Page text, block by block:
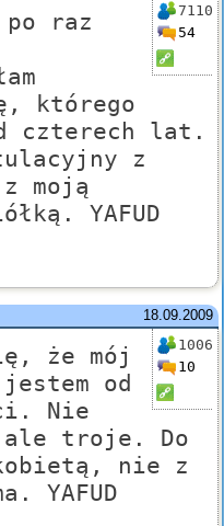
7110
54
raz
którego
czterech lat.
z
moją
YAFUD
18.09.2009
1006
10
że mój
od
Nie
ale troje. Do
nie z
YAFUD